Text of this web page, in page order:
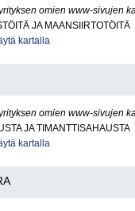
omien www-sivujen
JA MAANSIIRTOTÖITÄ
kartalla
omien www-sivujen
JA TIMANTTISAHAUSTA
kartalla